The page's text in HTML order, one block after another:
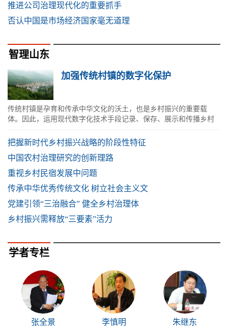
推进公司治理现代化的重要抓手
否认中国是市场经济国家毫无道理
智理山东
加强传统村镇的数字化保护
传统村镇是孕育和传承中华文化的沃土，也是乡村振兴的重要载
体。因此，运用现代数字化技术手段记录、保存、展示和传播乡村
把握新时代乡村振兴战略的阶段性特征
中国农村治理研究的创新理路
重视乡村民宿发展中问题
传承中华优秀传统文化 树立社会主义文
党建引领“三治融合” 健全乡村治理体
乡村振兴需释放“三要素”活力
学者专栏
张全景 李慎明 朱继东